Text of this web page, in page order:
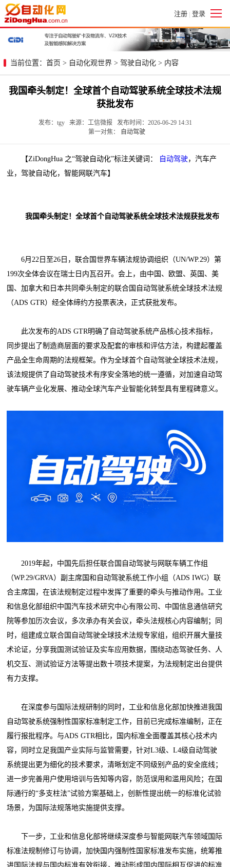
注册 | 登录
当前位置： 首页 > 自动化观世界 > 驾驶自动化 > 内容
我国牵头制定！全球首个自动驾驶系统全球技术法规
获批发布
发布：tgy 来源：工信微报 发布时间：2026-06-29 14:31
第一对焦：
自动驾驶
【ZiDongHua 之“驾驶自动化”标注关键词： 自动驾驶 ，汽车产
业，驾驶自动化，智能网联汽车】
我国牵头制定！全球首个自动驾驶系统全球技术法规获批发布
6月22日至26日，联合国世界车辆法规协调组织（UN/WP.29）第
199次全体会议在瑞士日内瓦召开。会上，由中国、欧盟、英国、美
国、加拿大和日本共同牵头制定的联合国自动驾驶系统全球技术法规
（ADS GTR）经全体缔约方投票表决，正式获批发布。
此次发布的ADS GTR明确了自动驾驶系统产品核心技术指标，
同步提出了制造商层面的要求及配套的审核和评估方法，构建起覆盖
产品全生命周期的法规框架。作为全球首个自动驾驶全球技术法规，
该法规提供了自动驾驶技术有序安全落地的统一遵循，对加速自动驾
驶车辆产业化发展、推动全球汽车产业智能化转型具有里程碑意义。
2019年起，中国先后担任联合国自动驾驶与网联车辆工作组
（WP.29/GRVA）副主席国和自动驾驶系统工作小组（ADS IWG）联
合主席国，在该法规制定过程中发挥了重要的牵头与推动作用。工业
和信息化部组织中国汽车技术研究中心有限公司、中国信息通信研究
院等参加历次会议，多次承办有关会议，牵头法规核心内容编制；同
时，组建成立联合国自动驾驶全球技术法规专家组，组织开展大量技
术论证，分享我国测试验证及实车应用数据，围绕动态驾驶任务、人
机交互、测试验证方法等提出数十项技术提案，为法规制定出台提供
有力支撑。
在深度参与国际法规研制的同时，工业和信息化部加快推进我国
自动驾驶系统强制性国家标准制定工作，目前已完成标准编制，正在
履行报批程序。与ADS GTR相比，国内标准全面覆盖其核心技术内
容，同时立足我国产业实际与监管需要，针对L3级、L4级自动驾驶
系统提出更为细化的技术要求，清晰划定不同级别产品的安全底线；
进一步完善用户使用培训与告知等内容，防范误用和滥用风险；在国
际通行的“多支柱法”试验方案基础上，创新性提出统一的标准化试验
场景，为国际法规落地实施提供支撑。
下一步，工业和信息化部将继续深度参与智能网联汽车领域国际
标准法规制修订与协调，加快国内强制性国家标准发布实施，统筹推
进国际法规与国内标准有效衔接，推动形成国内国际相互促进的标准